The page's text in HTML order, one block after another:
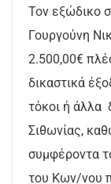
Τον εξώδικο
Γουργούνη
2.500,00€
δικαστικά
τόκοι ή άλλα
Σιθωνίας,
συμφέροντα
του Κων/νου